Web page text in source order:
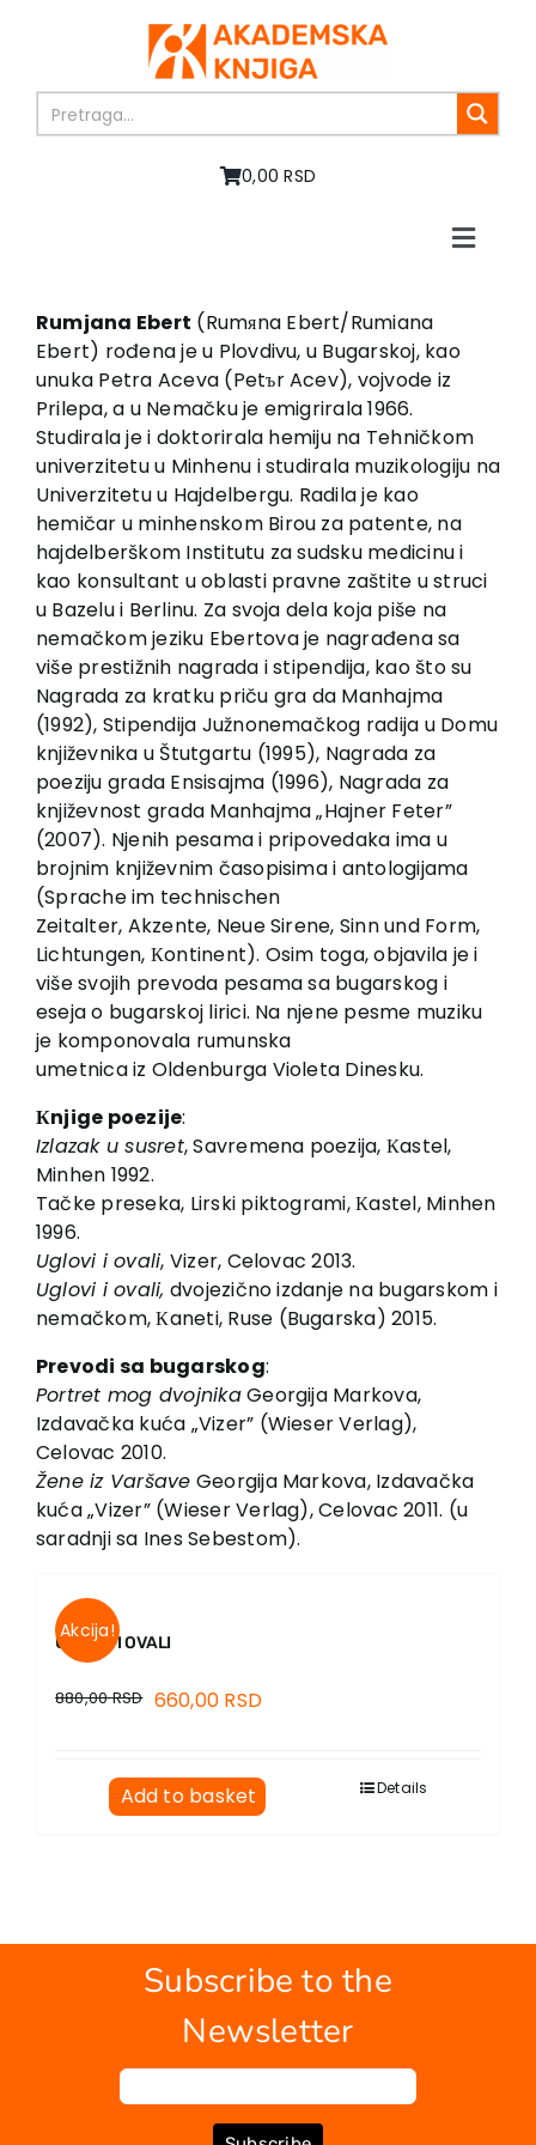
0,00 RSD
Toggle
About us
Books
In preparation
Sale
Authors
News
EU PROJECTS
Contact
Rumjana Ebert (Rumяna Ebert/Rumiana
Ebert) rođena je u Plovdivu, u Bugarskoj, kao
unuka Petra Aceva (Petъr Acev), vojvode iz
Prilepa, a u Nemačku je emigrirala 1966.
Studirala je i doktorirala hemiju na Tehničkom
univerzitetu u Minhenu i studirala muzikologiju na
Univerzitetu u Hajdelbergu. Radila je kao
hemičar u minhenskom Birou za patente, na
hajdelberškom Institutu za sudsku medicinu i
kao konsultant u oblasti pravne zaštite u struci
u Bazelu i Berlinu. Za svoja dela koja piše na
nemačkom jeziku Ebertova je nagrađena sa
više prestižnih nagrada i stipendija, kao što su
Nagrada za kratku priču gra da Manhajma
(1992), Stipendija Južnonemačkog radija u Domu
književnika u Štutgartu (1995), Nagrada za
poeziju grada Ensisajma (1996), Nagrada za
književnost grada Manhajma „Hajner Feter”
(2007). Njenih pesama i pripovedaka ima u
brojnim književnim časopisima i antologijama
(Sprache im technischen
Zeitalter, Akzente, Neue Sirene, Sinn und Form,
Lichtungen, Кontinent). Osim toga, objavila je i
više svojih prevoda pesama sa bugarskog i
eseja o bugarskoj lirici. Na njene pesme muziku
je komponovala rumunska
umetnica iz Oldenburga Violeta Dinesku.
Кnjige poezije:
Izlazak u susret, Savremena poezija, Кastel,
Minhen 1992.
Tačke preseka, Lirski piktogrami, Кastel, Minhen
1996.
Uglovi i ovali, Vizer, Celovac 2013.
Uglovi i ovali, dvojezično izdanje na bugarskom i
nemačkom, Кaneti, Ruse (Bugarska) 2015.
Prevodi sa bugarskog:
Portret mog dvojnikaGeorgija Markova,
Izdavačka kuća „Vizer” (Wieser Verlag),
Celovac 2010.
Žene iz Varšave Georgija Markova, Izdavačka
kuća „Vizer” (Wieser Verlag), Celovac 2011. (u
saradnji sa Ines Sebestom).
Akcija!
UGLOVI I OVALI
880,00RSD 660,00 RSD
Add to basket Details
Subscribe to the
Newsletter